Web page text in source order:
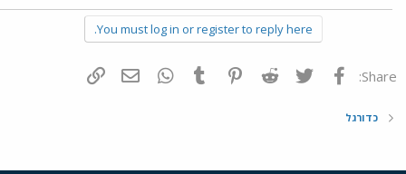
You must log in or register to reply here.
Share: פייסבוק Twitter
Reddit
Pinterest
Tumblr
WhatsAppדואר אלקטרוני
כדורגל